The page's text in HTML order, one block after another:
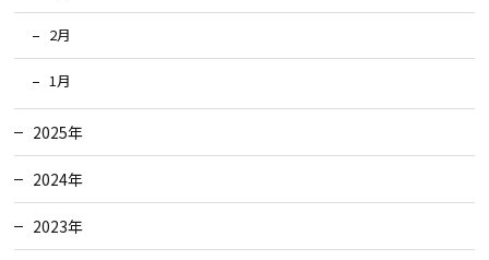
2月
1月
2025年
2024年
2023年